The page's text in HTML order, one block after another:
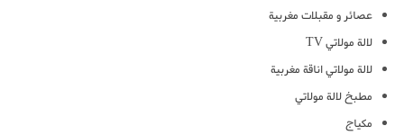
عصائر و مقبلات مغربية
لالة مولاتي TV
لالة مولاتي اناقة مغربية
مطبخ لالة مولاتي
مكياج